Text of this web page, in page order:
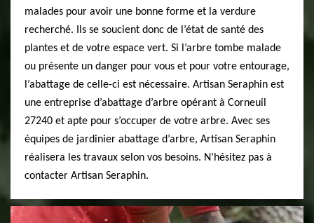
malades pour avoir une bonne forme et la verdure
recherché. Ils se soucient donc de l’état de santé des
plantes et de votre espace vert. Si l’arbre tombe malade
ou présente un danger pour vous et pour votre entourage,
l’abattage de celle-ci est nécessaire. Artisan Seraphin est
une entreprise d’abattage d’arbre opérant à Corneuil
27240 et apte pour s’occuper de votre arbre. Avec ses
équipes de jardinier abattage d’arbre, Artisan Seraphin
réalisera les travaux selon vos besoins. N’hésitez pas à
contacter Artisan Seraphin.